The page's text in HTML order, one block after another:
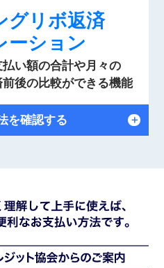
グリボ返済
ーション
い額の合計や月々の
後の比較ができる機能
を確認する ＋